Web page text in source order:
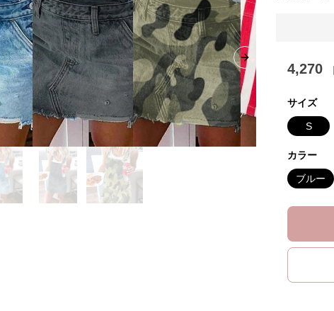
Next slide 4,270
サイズ
S
カラー
ブルー